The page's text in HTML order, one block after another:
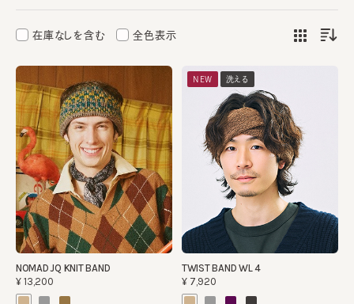
在庫なしを含む 全色表示
NOMAD JQ KNIT BAND
¥13,200
NEW 洗える
TWIST BAND WL 4
¥7,920